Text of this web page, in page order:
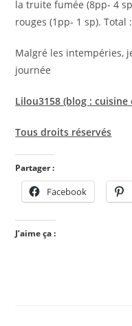
la truite fumée (8pp- 4
rouges (1pp- 1 sp). Total
Malgré les intempéries,
journée
Lilou3158 (blog :
Tous droits réservés
Partager :
Facebook
J’aime ça :